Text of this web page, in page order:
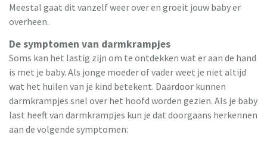
Meestal gaat dit vanzelf weer over en groeit jouw baby er
overheen.
De symptomen van darmkrampjes
Soms kan het lastig zijn om te ontdekken wat er aan de hand
is met je baby. Als jonge moeder of vader weet je niet altijd
wat het huilen van je kind betekent. Daardoor kunnen
darmkrampjes snel over het hoofd worden gezien. Als je baby
last heeft van darmkrampjes kun je dat doorgaans herkennen
aan de volgende symptomen: